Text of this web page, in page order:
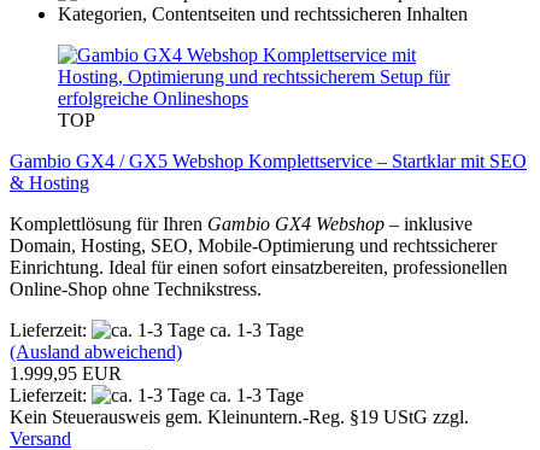
TOP
Gambio GX4 / GX5 Webshop Komplettservice – Startklar mit SEO
& Hosting
Komplettlösung für Ihren Gambio GX4 Webshop – inklusive
Domain, Hosting, SEO, Mobile-Optimierung und rechtssicherer
Einrichtung. Ideal für einen sofort einsatzbereiten, professionellen
Online-Shop ohne Technikstress.
Lieferzeit:
ca. 1-3 Tage
(Ausland abweichend)
1.999,95 EUR
Lieferzeit:
ca. 1-3 Tage
Kein Steuerausweis gem. Kleinuntern.-Reg. §19 UStG zzgl.
Versand